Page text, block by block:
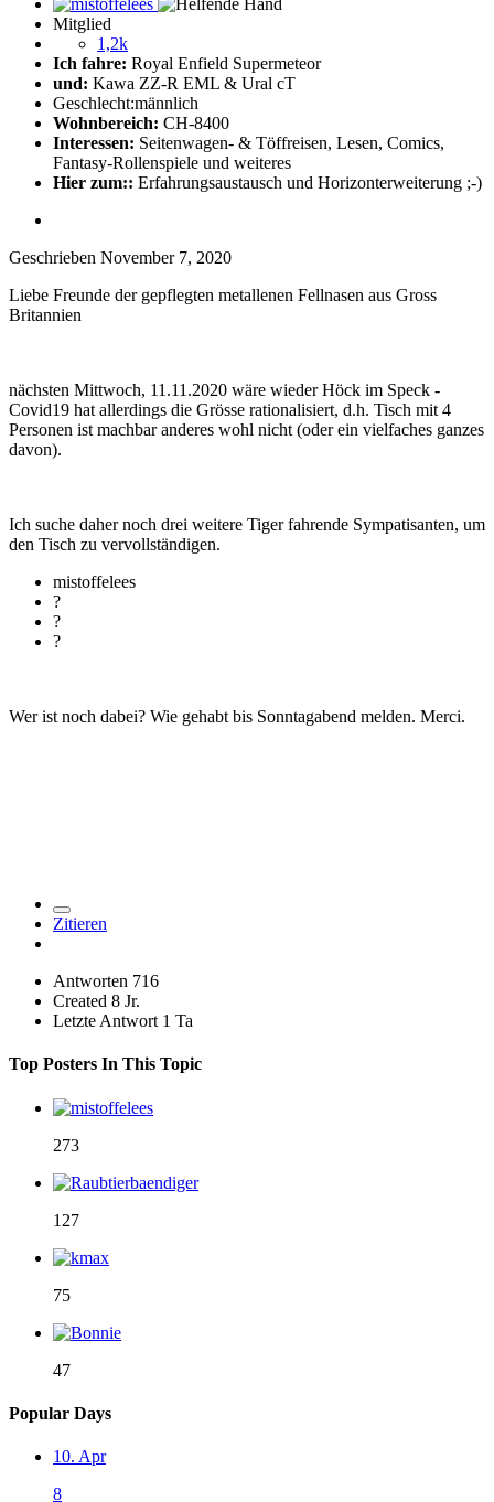
Mitglied
1,2k
Ich fahre: Royal Enfield Supermeteor
und: Kawa ZZ-R EML & Ural cT
Geschlecht:männlich
Wohnbereich: CH-8400
Interessen: Seitenwagen- & Töffreisen, Lesen, Comics,
Fantasy-Rollenspiele und weiteres
Hier zum:: Erfahrungsaustausch und Horizonterweiterung ;-)
Geschrieben November 7, 2020
Liebe Freunde der gepflegten metallenen Fellnasen aus Gross
Britannien
nächsten Mittwoch, 11.11.2020 wäre wieder Höck im Speck -
Covid19 hat allerdings die Grösse rationalisiert, d.h. Tisch mit 4
Personen ist machbar anderes wohl nicht (oder ein vielfaches ganzes
davon).
Ich suche daher noch drei weitere Tiger fahrende Sympatisanten, um
den Tisch zu vervollständigen.
mistoffelees
?
?
?
Wer ist noch dabei? Wie gehabt bis Sonntagabend melden. Merci.
Zitieren
Antworten 716
Created 8 Jr.
Letzte Antwort 1 Ta
Top Posters In This Topic
273
127
75
47
Popular Days
10. Apr
8